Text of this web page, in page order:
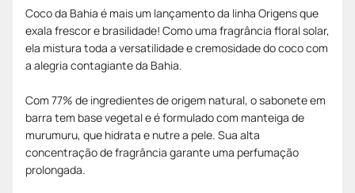
Coco da Bahia é mais um lançamento da linha Origens que
exala frescor e brasilidade! Como uma fragrância floral solar,
ela mistura toda a versatilidade e cremosidade do coco com
a alegria contagiante da Bahia.
Com 77% de ingredientes de origem natural, o sabonete em
barra tem base vegetal e é formulado com manteiga de
murumuru, que hidrata e nutre a pele. Sua alta
concentração de fragrância garante uma perfumação
prolongada.